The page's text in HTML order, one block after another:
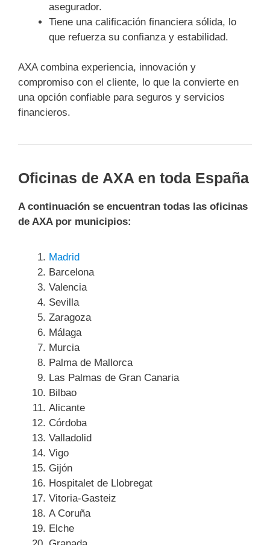
asegurador.
Tiene una calificación financiera sólida, lo
que refuerza su confianza y estabilidad.
AXA combina experiencia, innovación y
compromiso con el cliente, lo que la convierte en
una opción confiable para seguros y servicios
financieros.
Oficinas de AXA en toda España
A continuación se encuentran todas las oficinas
de AXA por municipios:
Madrid
Barcelona
Valencia
Sevilla
Zaragoza
Málaga
Murcia
Palma de Mallorca
Las Palmas de Gran Canaria
Bilbao
Alicante
Córdoba
Valladolid
Vigo
Gijón
Hospitalet de Llobregat
Vitoria-Gasteiz
A Coruña
Elche